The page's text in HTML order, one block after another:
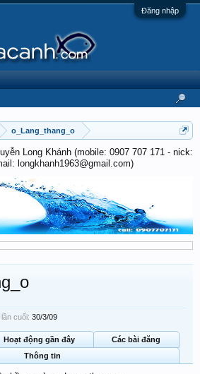
Đăng nhập
o_Lang_thang_o
Long Khánh (mobile: 0907 707 171 - nick:
longkhanh1963@gmail.com)
cuối: 30/3/09
Hoạt động gần đây
Các bài đăng
Thông tin